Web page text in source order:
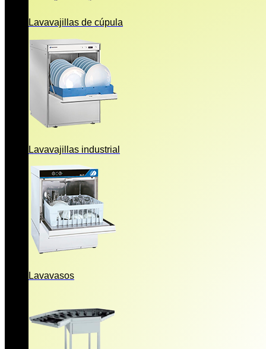
Lavavajillas de cúpula
Lavavajillas industrial
Lavavasos